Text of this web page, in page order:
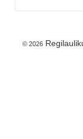
© 2026